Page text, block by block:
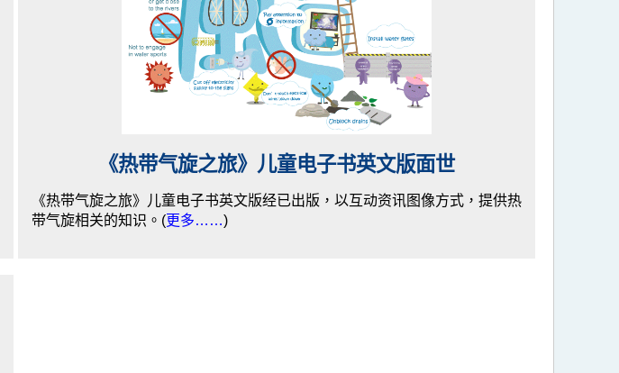
《热带气旋之旅》儿童电子书英文版面世
《热带气旋之旅》儿童电子书英文版经已出版，以互动资讯图像方式，提供热
带气旋相关的知识。(更多……)